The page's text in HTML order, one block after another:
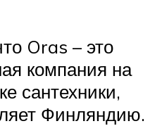
Oras – это
компания на
сантехники,
Финляндию.